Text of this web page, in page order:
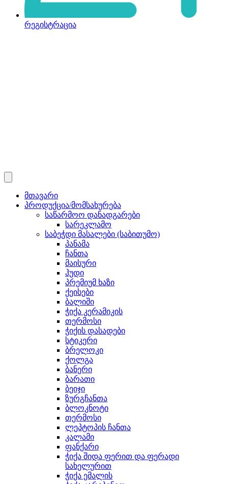
რეგისტრაცია
მთავარი
პროდუქცია/მომსახურება
საწარმოო დანადგარები
სარეკლამო
საბეჭდი მასალები (საბითუმო)
პანამა
ჩანთა
მაისური
ჰუდი
პრემიუმ ხაზი
ქეისები
ბალიში
ჭიქა კერამიკის
თერმოსი
ჭიქის დასადები
სტიკერი
ბრელოკი
ქოლგა
ბანერი
ბარათი
ბეიჯი
ზურგჩანთა
ბლოკნოტი
თერმოსი
ლეპტოპის ჩანთა
კალამი
ფანქარი
ჭიქა შიდა ფერით და ფერადი
სახელურით
ჭიქა ემალის